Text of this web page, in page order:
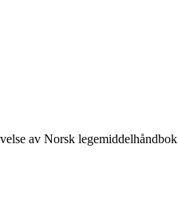
av Norsk legemiddelhåndbok